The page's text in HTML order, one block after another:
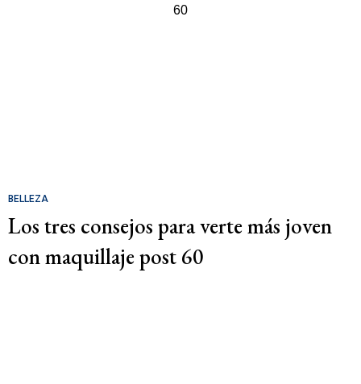
BELLEZA
Los tres consejos para verte más joven
con maquillaje post 60